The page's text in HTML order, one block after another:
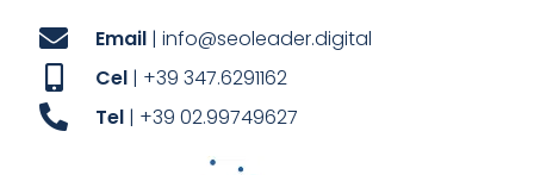
Email | info@seoleader.digital
Cel | +39 347.6291162
Tel | +39 02.99749627